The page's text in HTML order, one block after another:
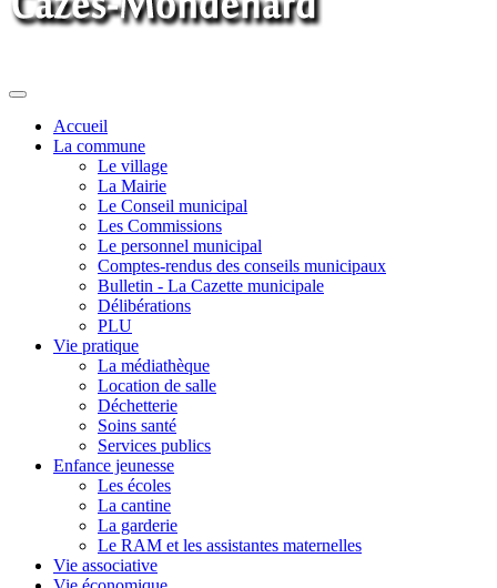
Toggle
navigationAccueil
La commune
Le village
La Mairie
Le Conseil municipal
Les Commissions
Le personnel municipal
Comptes-rendus des conseils municipaux
Bulletin - La Cazette municipale
Délibérations
PLU
Vie pratique
La médiathèque
Location de salle
Déchetterie
Soins santé
Services publics
Enfance jeunesse
Les écoles
La cantine
La garderie
Le RAM et les assistantes maternelles
Vie associative